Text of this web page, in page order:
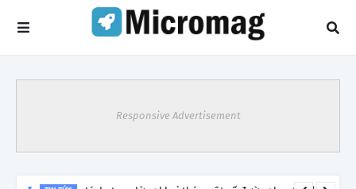
Responsive Advertisement